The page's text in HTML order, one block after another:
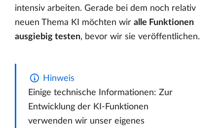
intensiv arbeiten. Gerade bei dem noch relativ
neuen Thema KI möchten wir alle Funktionen
ausgiebig testen, bevor wir sie veröffentlichen.
Hinweis
Einige technische Informationen: Zur
Entwicklung der KI-Funktionen
verwenden wir unser eigenes